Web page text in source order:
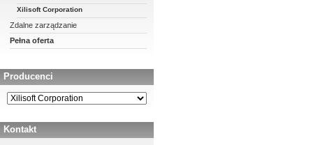
Xilisoft Corporation
Zdalne zarządzanie
Pełna oferta
Producenci
Kontakt